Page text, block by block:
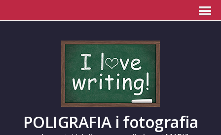
POLIGRAFIA i fotografia